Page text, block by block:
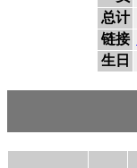
总计
链接
生日